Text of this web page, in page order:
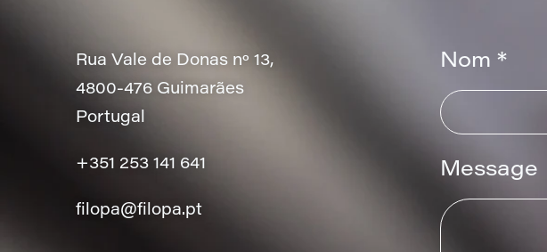
Rua Vale de Donas nº 13,
4800-476 Guimarães
Portugal
+351 253 141 641
filopa@filopa.pt
Nom *
Message